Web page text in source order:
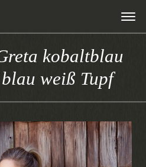
kobaltblau
weiß Tupf